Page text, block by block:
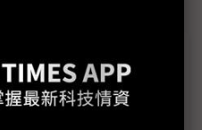
財報無畏AI泡沫
到底泡不泡沫？